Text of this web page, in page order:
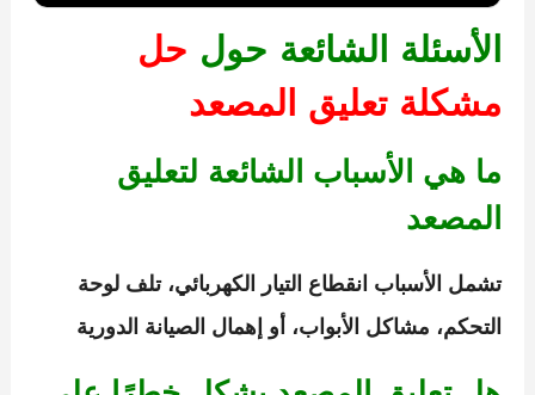
الأسئلة الشائعة حول حل
مشكلة تعليق المصعد
ما هي الأسباب الشائعة لتعليق
المصعد
تشمل الأسباب انقطاع التيار الكهربائي، تلف لوحة
التحكم، مشاكل الأبواب، أو إهمال الصيانة الدورية